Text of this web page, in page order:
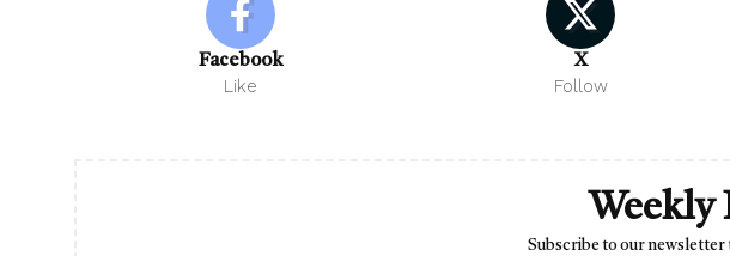
Facebook
Like
X
Follow
Weekly
Subscribe to our newsletter